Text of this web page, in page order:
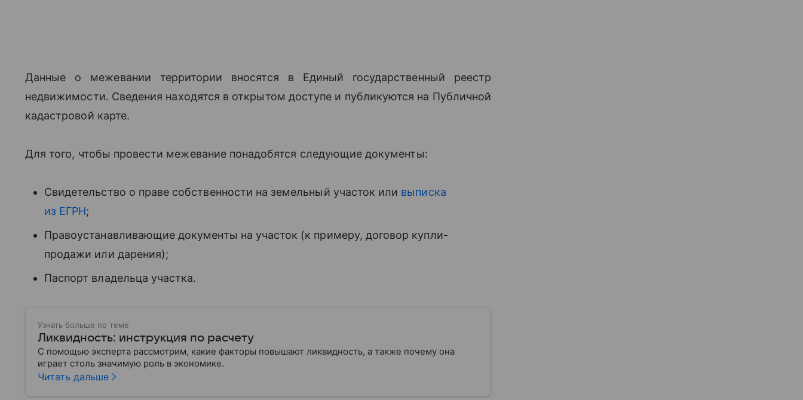
Данные о межевании территории вносятся в Единый государственный реестр
недвижимости. Сведения находятся в открытом доступе и публикуются на Публичной
кадастровой карте.
Для того, чтобы провести межевание понадобятся следующие документы:
Свидетельство о праве собственности на земельный участок или выписка
из ЕГРН;
Правоустанавливающие документы на участок (к примеру, договор купли-
продажи или дарения);
Паспорт владельца участка.
Узнать больше по теме
Ликвидность: инструкция по расчету
С помощью эксперта рассмотрим, какие факторы повышают ликвидность, а также почему она
играет столь значимую роль в экономике.
Читать дальше